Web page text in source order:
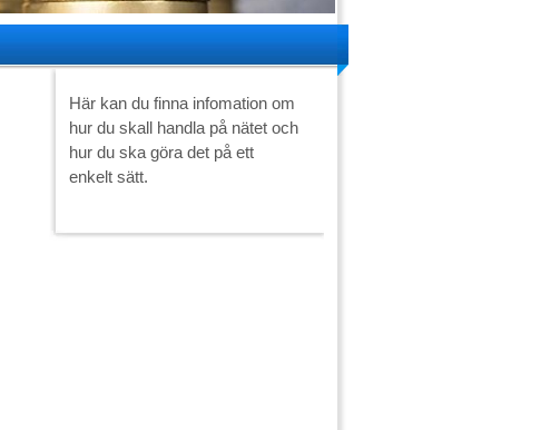
Här kan du finna infomation om
hur du skall handla på nätet och
hur du ska göra det på ett
enkelt sätt.